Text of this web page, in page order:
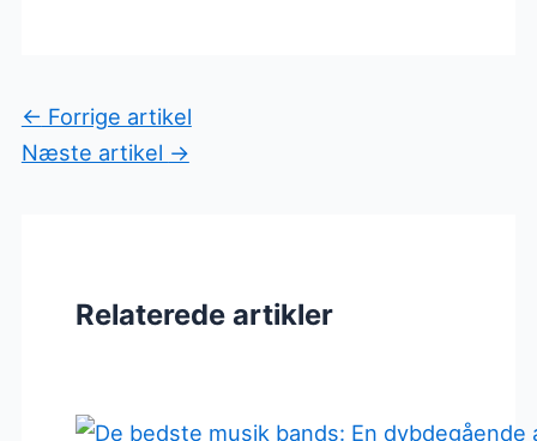
← Forrige artikel
Næste artikel →
Relaterede artikler